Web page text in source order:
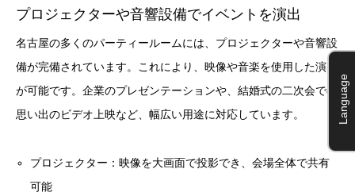
プロジェクターや音響設備でイベントを演出
名古屋の多くのパーティールームには、プロジェクターや音響設
備が完備されています。これにより、映像や音楽を使用した演出
が可能です。企業のプレゼンテーションや、結婚式の二次会での
思い出のビデオ上映など、幅広い用途に対応しています。
プロジェクター：映像を大画面で投影でき、会場全体で共有
可能
Language